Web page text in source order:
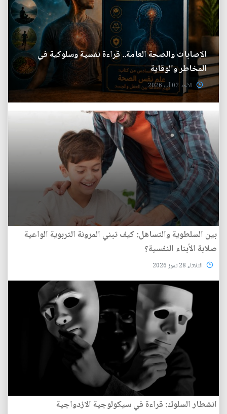
الإصابات والصحة العامة.. قراءة نفسية وسلوكية في
المخاطر والوقاية
الأحد 02 آب 2026
بين السلطوية والتساهل: كيف تبني المرونة التربوية الواعية
صلابة الأبناء النفسية؟
الثلاثاء 28 تموز 2026
انشطار السلوك: قراءة في سيكولوجية الازدواجية